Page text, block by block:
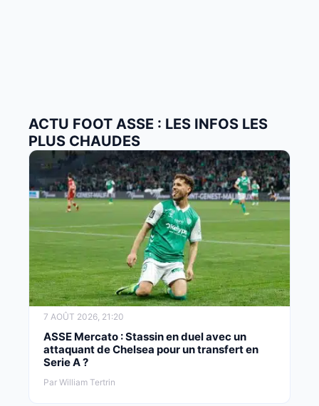
ACTU FOOT ASSE : LES INFOS LES
PLUS CHAUDES
7 AOÛT 2026, 21:20
ASSE Mercato : Stassin en duel avec un
attaquant de Chelsea pour un transfert en
Serie A ?
Par William Tertrin